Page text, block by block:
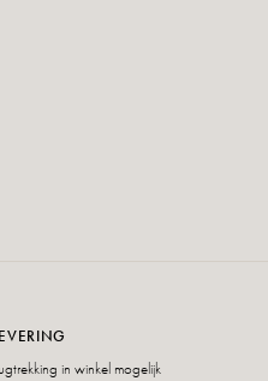
in winkel mogelijk